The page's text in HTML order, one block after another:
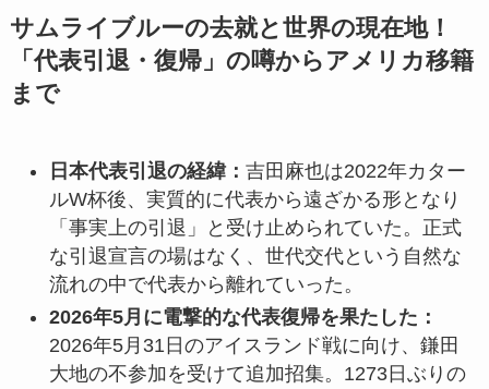
サムライブルーの去就と世界の現在地！
「代表引退・復帰」の噂からアメリカ移籍
まで
日本代表引退の経緯： 吉田麻也は2022年カター
ルW杯後、実質的に代表から遠ざかる形となり
「事実上の引退」と受け止められていた。正式
な引退宣言の場はなく、世代交代という自然な
流れの中で代表から離れていった。
2026年5月に電撃的な代表復帰を果たした：
2026年5月31日のアイスランド戦に向け、鎌田
大地の不参加を受けて追加招集。1273日ぶりの